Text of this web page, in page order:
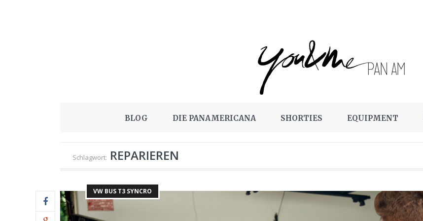
BLOG DIE PANAMERICANA SHORTIES EQUIPMENT
Schlagwort: REPARIEREN
VW BUS T3 SYNCRO